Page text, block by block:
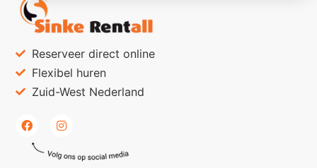
Reserveer direct online
Flexibel huren
Zuid-West Nederland